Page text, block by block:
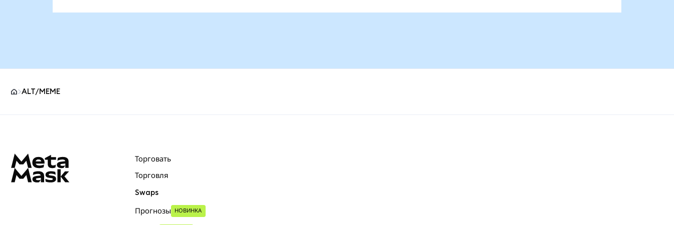
ALT/MEME
Торговать
Торговля
Swaps
Прогнозы НОВИНКА